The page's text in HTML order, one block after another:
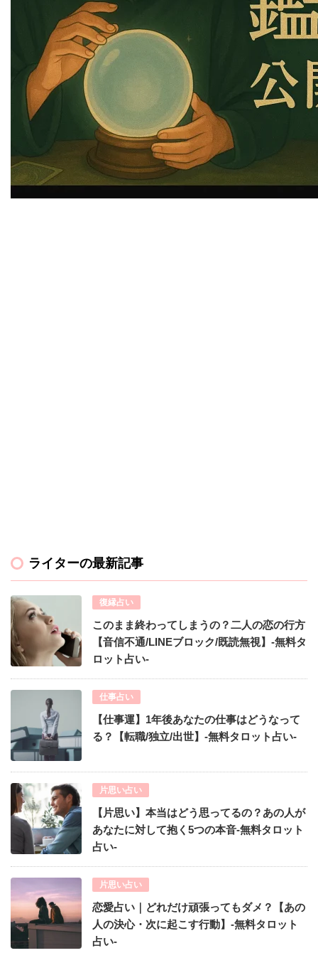
ライターの最新記事
復縁占い
このまま終わってしまうの？二人の恋の行方
【音信不通/LINEブロック/既読無視】-無料タ
ロット占い-
仕事占い
【仕事運】1年後あなたの仕事はどうなって
る？【転職/独立/出世】-無料タロット占い-
片思い占い
【片思い】本当はどう思ってるの？あの人が
あなたに対して抱く5つの本音-無料タロット
占い-
片思い占い
恋愛占い｜どれだけ頑張ってもダメ？【あの
人の決心・次に起こす行動】-無料タロット
占い-